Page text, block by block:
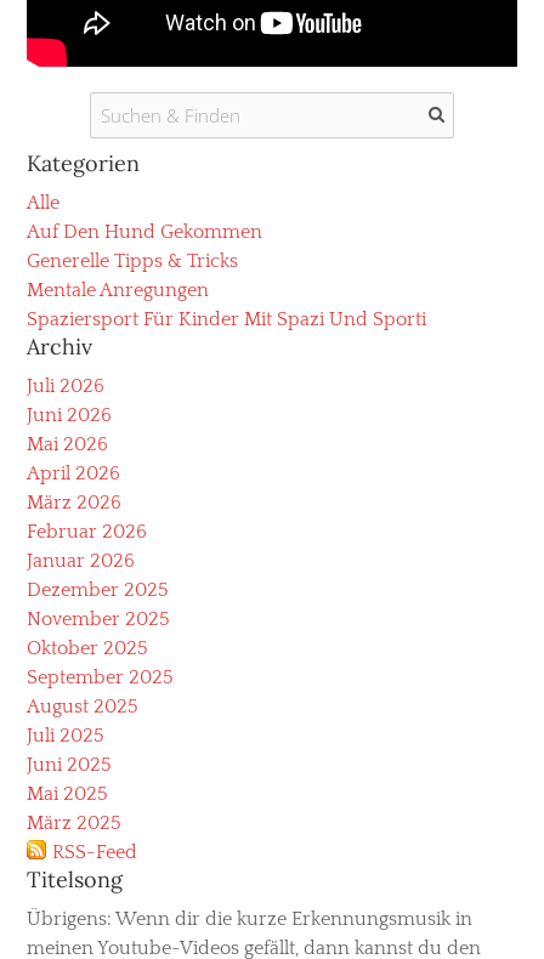
Kategorien
Alle
Auf Den Hund Gekommen
Generelle Tipps & Tricks
Mentale Anregungen
Spaziersport Für Kinder Mit Spazi Und Sporti
Archiv
Juli 2026
Juni 2026
Mai 2026
April 2026
März 2026
Februar 2026
Januar 2026
Dezember 2025
November 2025
Oktober 2025
September 2025
August 2025
Juli 2025
Juni 2025
Mai 2025
März 2025
RSS-Feed
Titelsong
Übrigens: Wenn dir die kurze Erkennungsmusik in
meinen Youtube-Videos gefällt, dann kannst du den